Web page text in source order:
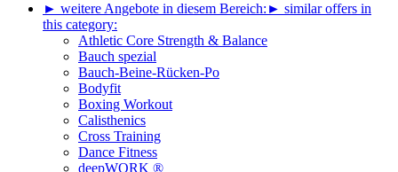
► weitere Angebote in diesem Bereich: ► similar offers in
this category:
Athletic Core Strength & Balance
Bauch spezial
Bauch-Beine-Rücken-Po
Bodyfit
Boxing Workout
Calisthenics
Cross Training
Dance Fitness
deepWORK ®